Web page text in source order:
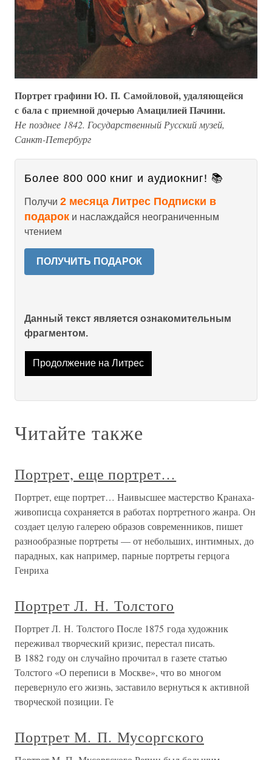
Портрет графини Ю. П. Самойловой, удаляющейся
с бала с приемной дочерью Амацилией Пачини.
Не позднее 1842. Государственный Русский музей,
Санкт-Петербург
Более 800 000 книг и аудиокниг! 📚
Получи 2 месяца Литрес Подписки в
подарок и наслаждайся неограниченным
чтением
ПОЛУЧИТЬ ПОДАРОК
Данный текст является ознакомительным
фрагментом.
Продолжение на Литрес
Читайте также
Портрет, еще портрет…
Портрет, еще портрет… Наивысшее мастерство Кранаха-
живописца сохраняется в работах портретного жанра. Он
создает целую галерею образов современников, пишет
разнообразные портреты — от небольших, интимных, до
парадных, как например, парные портреты герцога
Генриха
Портрет Л. Н. Толстого
Портрет Л. Н. Толстого После 1875 года художник
переживал творческий кризис, перестал писать.
В 1882 году он случайно прочитал в газете статью
Толстого «О переписи в Москве», что во многом
перевернуло его жизнь, заставило вернуться к активной
творческой позиции. Ге
Портрет М. П. Мусоргского